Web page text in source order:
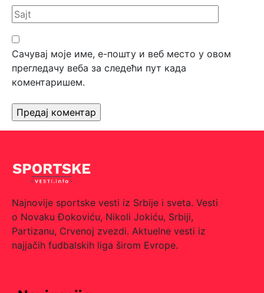
Сачувај моје име, е-пошту и веб место у овом
прегледачу веба за следећи пут када
коментаришем.
Najnovije sportske vesti iz Srbije i sveta. Vesti
o Novaku Đokoviću, Nikoli Jokiću, Srbiji,
Partizanu, Crvenoj zvezdi. Aktuelne vesti iz
najjačih fudbalskih liga širom Evrope.